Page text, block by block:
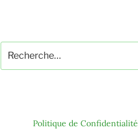
pour
:
Politique de Confidentialité